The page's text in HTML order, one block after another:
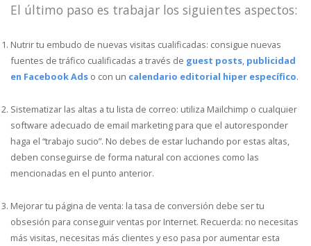
El último paso es trabajar los siguientes aspectos:
Nutrir tu embudo de nuevas visitas cualificadas: consigue nuevas
fuentes de tráfico cualificadas a través de guest posts, publicidad
en Facebook Ads o con un calendario editorial hiper específico.
Sistematizar las altas a tu lista de correo: utiliza Mailchimp o cualquier
software adecuado de email marketing para que el autoresponder
haga el “trabajo sucio”. No debes de estar luchando por estas altas,
deben conseguirse de forma natural con acciones como las
mencionadas en el punto anterior.
Mejorar tu página de venta: la tasa de conversión debe ser tu
obsesión para conseguir ventas por Internet. Recuerda: no necesitas
más visitas, necesitas más clientes y eso pasa por aumentar esta